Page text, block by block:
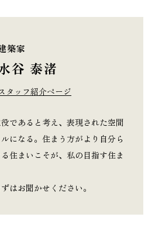
築家
谷 泰渚
スタッフ紹介ページ
であると考え、表現された空間
になる。住まう方がより自分ら
住まいこそが、私の目指す住ま
はお聞かせください。